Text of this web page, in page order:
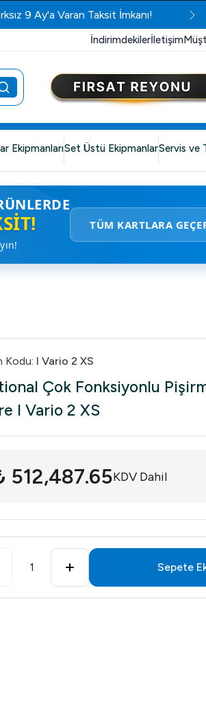
9 Ay'a Varan Taksit İmkanı!
İndirimdekilerİletişim
EkipmanlarıSet Üstü EkipmanlarServis ve
TÜM KARTLARA
Kodu: I Vario 2 XS
Çok Fonksiyonlu
I Vario 2 XS
512,487.65KDV Dahil
1 Sepete